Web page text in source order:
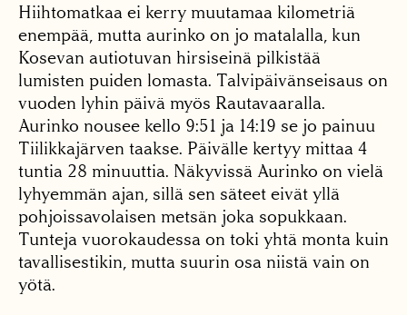
Hiihtomatkaa ei kerry muutamaa kilometriä
enempää, mutta aurinko on jo matalalla, kun
Kosevan autiotuvan hirsiseinä pilkistää
lumisten puiden lomasta. Talvipäivänseisaus on
vuoden lyhin päivä myös Rautavaaralla.
Aurinko nousee kello 9:51 ja 14:19 se jo painuu
Tiilikkajärven taakse. Päivälle kertyy mittaa 4
tuntia 28 minuuttia. Näkyvissä Aurinko on vielä
lyhyemmän ajan, sillä sen säteet eivät yllä
pohjoissavolaisen metsän joka sopukkaan.
Tunteja vuorokaudessa on toki yhtä monta kuin
tavallisestikin, mutta suurin osa niistä vain on
yötä.